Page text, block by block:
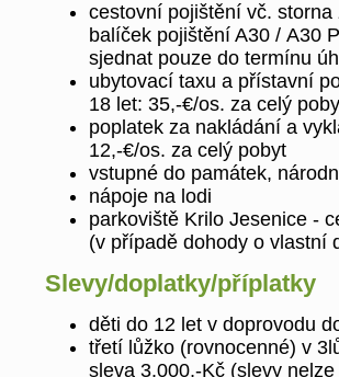
cestovní pojištění vč.
balíček pojištění A30 / A30
sjednat pouze do termínu
ubytovací taxu a přístavní
18 let: 35,-€/os. za celý
poplatek za nakládání a
12,-€/os. za celý pobyt
vstupné do památek,
nápoje na lodi
parkoviště Krilo Jesenice -
(v případě dohody o vlastní
Slevy/doplatky/příplatky
děti do 12 let v doprovodu
třetí lůžko (rovnocenné) v
sleva 3.000,-Kč (slevy